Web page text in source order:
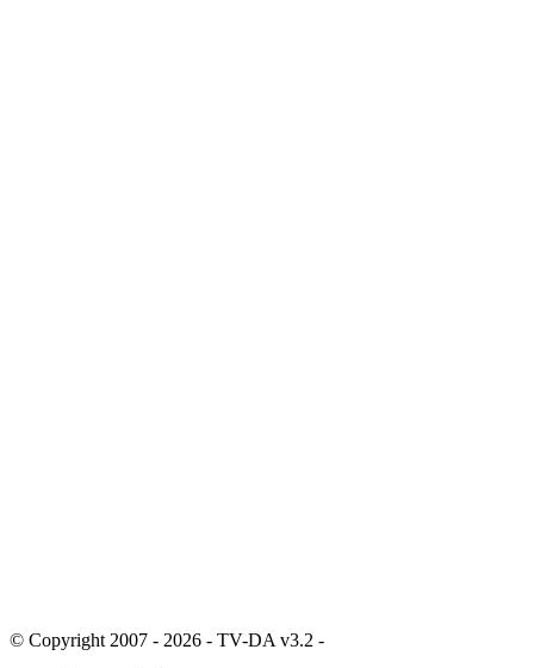
© Copyright 2007 - 2026 - TV-DA v3.2 -